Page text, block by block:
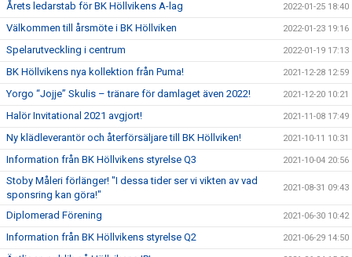
Årets ledarstab för BK Höllvikens A-lag 2022-01-25 18:40
Välkommen till årsmöte i BK Höllviken 2022-01-23 19:16
Spelarutveckling i centrum 2022-01-19 17:13
BK Höllvikens nya kollektion från Puma! 2021-12-28 12:59
Yorgo “Jojje” Skulis – tränare för damlaget även 2022! 2021-12-20 10:21
Halör Invitational 2021 avgjort! 2021-11-08 17:49
Ny klädleverantör och återförsäljare till BK Höllviken! 2021-10-11 10:31
Information från BK Höllvikens styrelse Q3 2021-10-04 20:56
Stoby Måleri förlänger! "I dessa tider ser vi vikten av vad
sponsring kan göra!"
2021-08-31 09:43
Diplomerad Förening 2021-06-30 10:42
Information från BK Höllvikens styrelse Q2 2021-06-29 14:50